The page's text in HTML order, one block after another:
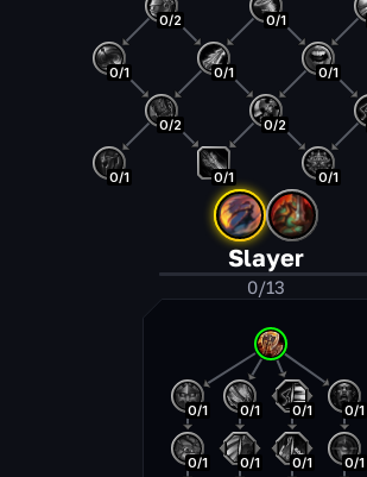
0/1
0/2
0/1
0/1
0/2
0/1
0/1 0/1
0/1
0/2
Slayer
0/13
0/1 0/1 0/1 0/1
0/1 0/1 0/1 0/1